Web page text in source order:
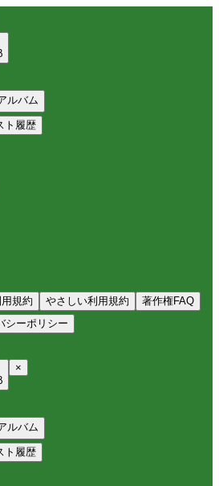
ルバム
ト履歴
規約 やさしい利用規約
著作権FAQ
シーポリシー
×
ルバム
ト履歴